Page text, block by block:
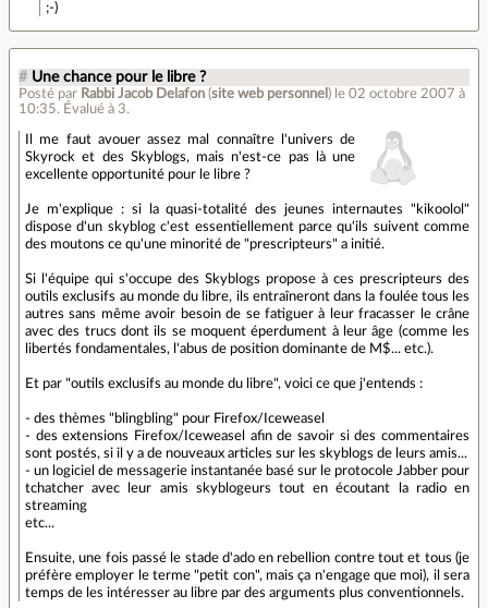
;-)
# Une chance pour le libre ?
Posté par Rabbi Jacob Delafon (site web personnel ) le 02 octobre 2007 à
10:35. Évalué à 3.
Il me faut avouer assez mal connaître l'univers de
Skyrock et des Skyblogs, mais n'est-ce pas là une
excellente opportunité pour le libre ?
Je m'explique : si la quasi-totalité des jeunes internautes "kikoolol"
dispose d'un skyblog c'est essentiellement parce qu'ils suivent comme
des moutons ce qu'une minorité de "prescripteurs" a initié.
Si l'équipe qui s'occupe des Skyblogs propose à ces prescripteurs des
outils exclusifs au monde du libre, ils entraîneront dans la foulée tous les
autres sans même avoir besoin de se fatiguer à leur fracasser le crâne
avec des trucs dont ils se moquent éperdument à leur âge (comme les
libertés fondamentales, l'abus de position dominante de M$... etc.).
Et par "outils exclusifs au monde du libre", voici ce que j'entends :
- des thèmes "blingbling" pour Firefox/Iceweasel
- des extensions Firefox/Iceweasel afin de savoir si des commentaires
sont postés, si il y a de nouveaux articles sur les skyblogs de leurs amis...
- un logiciel de messagerie instantanée basé sur le protocole Jabber pour
tchatcher avec leur amis skyblogeurs tout en écoutant la radio en
streaming
etc...
Ensuite, une fois passé le stade d'ado en rebellion contre tout et tous (je
préfère employer le terme "petit con", mais ça n'engage que moi), il sera
temps de les intéresser au libre par des arguments plus conventionnels.